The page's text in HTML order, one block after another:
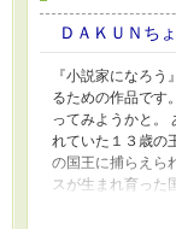
ＤＡＫＵＮち
『小説家になろ
るための作品です
ってみようかと。
れていた１３歳の
の国王に捕らえら
スが生まれ育った
連れ去られる際